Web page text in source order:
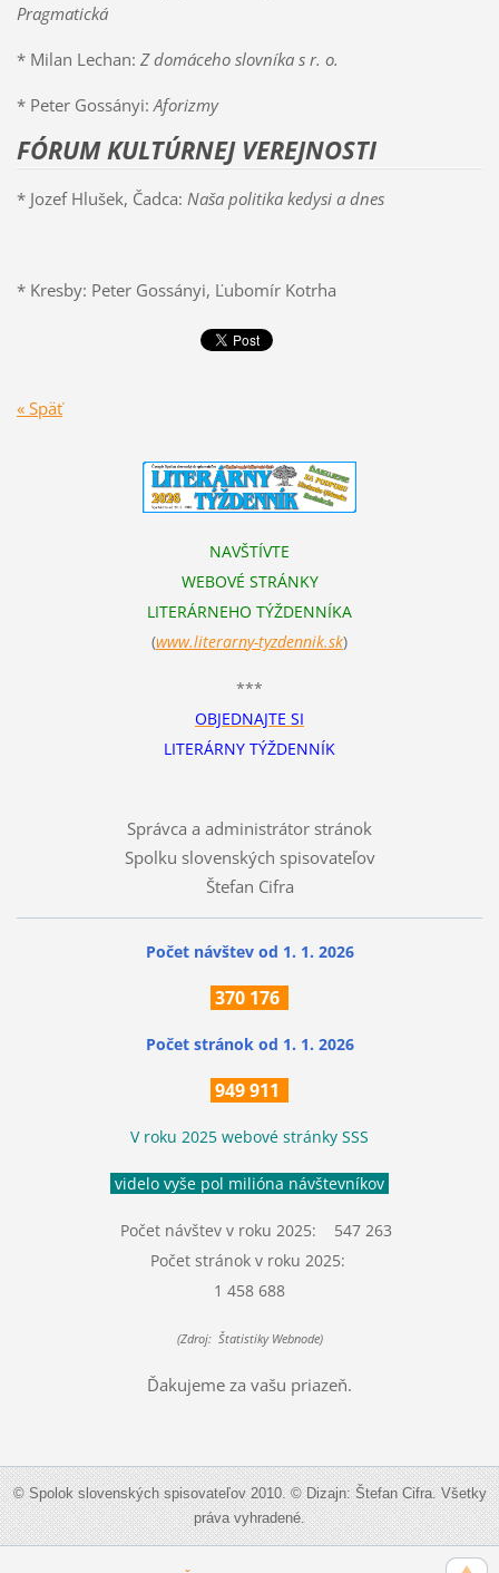
Pragmatická
* Milan Lechan: Z domáceho slovníka s r. o.
* Peter Gossányi: Aforizmy
FÓRUM KULTÚRNEJ VEREJNOSTI
* Jozef Hlušek, Čadca: Naša politika kedysi a dnes
* Kresby: Peter Gossányi, Ľubomír Kotrha
« Späť
NAVŠTÍVTE
WEBOVÉ STRÁNKY
LITERÁRNEHO TÝŽDENNÍKA
(www.literarny-tyzdennik.sk)
***
OBJEDNAJTE SI
LITERÁRNY TÝŽDENNÍK
Správca a administrátor stránok
Spolku slovenských spisovateľov
Štefan Cifra
Počet návštev od 1. 1. 2026
370 176
Počet stránok od 1. 1. 2026
949 911
V roku 2025 webové stránky SSS
videlo vyše pol milióna návštevníkov
Počet návštev v roku 2025: 547 263
Počet stránok v roku 2025:
1 458 688
(Zdroj: Štatistiky Webnode)
Ďakujeme za vašu priazeň.
© Spolok slovenských spisovateľov 2010. © Dizajn: Štefan Cifra. Všetky
práva vyhradené.